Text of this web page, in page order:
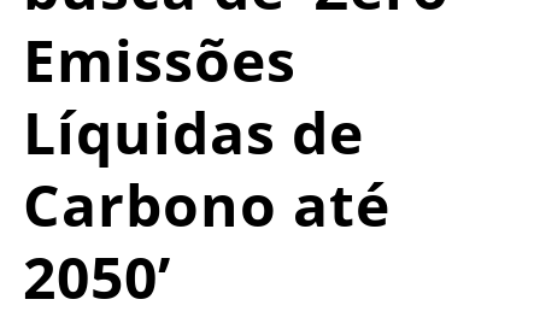
Emissões
Líquidas de
Carbono até
2050’